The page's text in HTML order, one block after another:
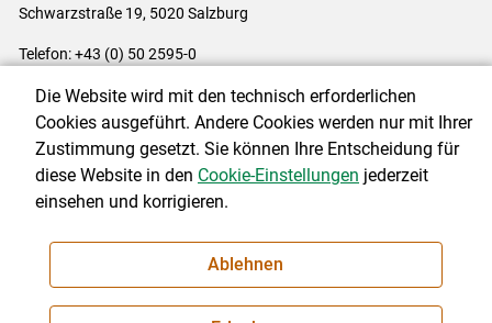
Schwarzstraße 19, 5020 Salzburg
Telefon: +43 (0) 50 2595-0
Impressum|Kontakt|Datenschutzerklärung|Barrierefreiheit|
Cookie-Einstellungen
NEWSLETTER
Die Website wird mit den technisch erforderlichen
Cookies ausgeführt. Andere Cookies werden nur mit Ihrer
Zustimmung gesetzt. Sie können Ihre Entscheidung für
diese Website in den Cookie-Einstellungen jederzeit
einsehen und korrigieren.
Ablehnen